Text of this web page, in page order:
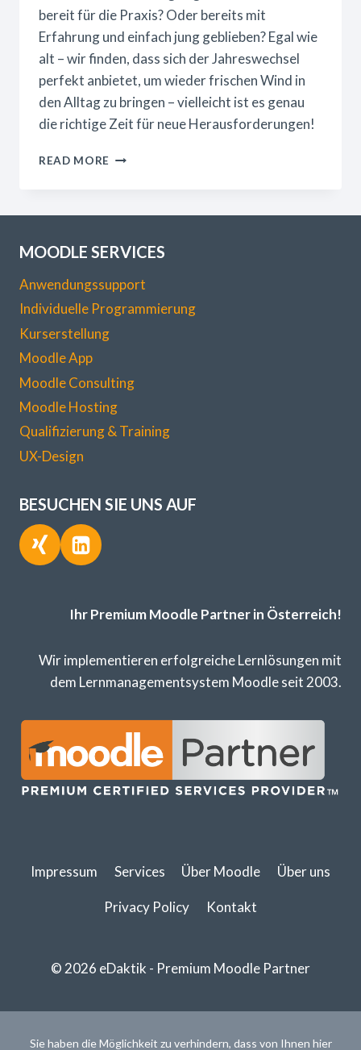
bereit für die Praxis? Oder bereits mit
Erfahrung und einfach jung geblieben? Egal wie
alt – wir finden, dass sich der Jahreswechsel
perfekt anbietet, um wieder frischen Wind in
den Alltag zu bringen – vielleicht ist es genau
die richtige Zeit für neue Herausforderungen!
READ MORE JUNGE
MOODLE SERVICES
Anwendungssupport
Individuelle Programmierung
Kurserstellung
Moodle App
Moodle Consulting
Moodle Hosting
Qualifizierung & Training
UX-Design
BESUCHEN SIE UNS AUF
Ihr Premium Moodle Partner in Österreich!
Wir implementieren erfolgreiche Lernlösungen mit
dem Lernmanagementsystem Moodle seit 2003.
Impressum Services Über Moodle Über uns
Privacy Policy Kontakt
© 2026 eDaktik - Premium Moodle Partner
Sie haben die Möglichkeit zu verhindern, dass von Ihnen hier